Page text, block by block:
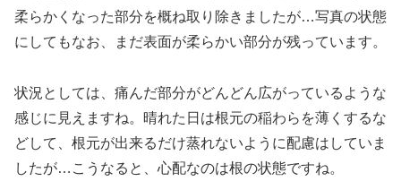
柔らかくなった部分を概ね取り除きましたが…写真の状態
にしてもなお、まだ表面が柔らかい部分が残っています。
状況としては、痛んだ部分がどんどん広がっているような
感じに見えますね。晴れた日は根元の稲わらを薄くするな
どして、根元が出来るだけ蒸れないように配慮はしていま
したが…こうなると、心配なのは根の状態ですね。